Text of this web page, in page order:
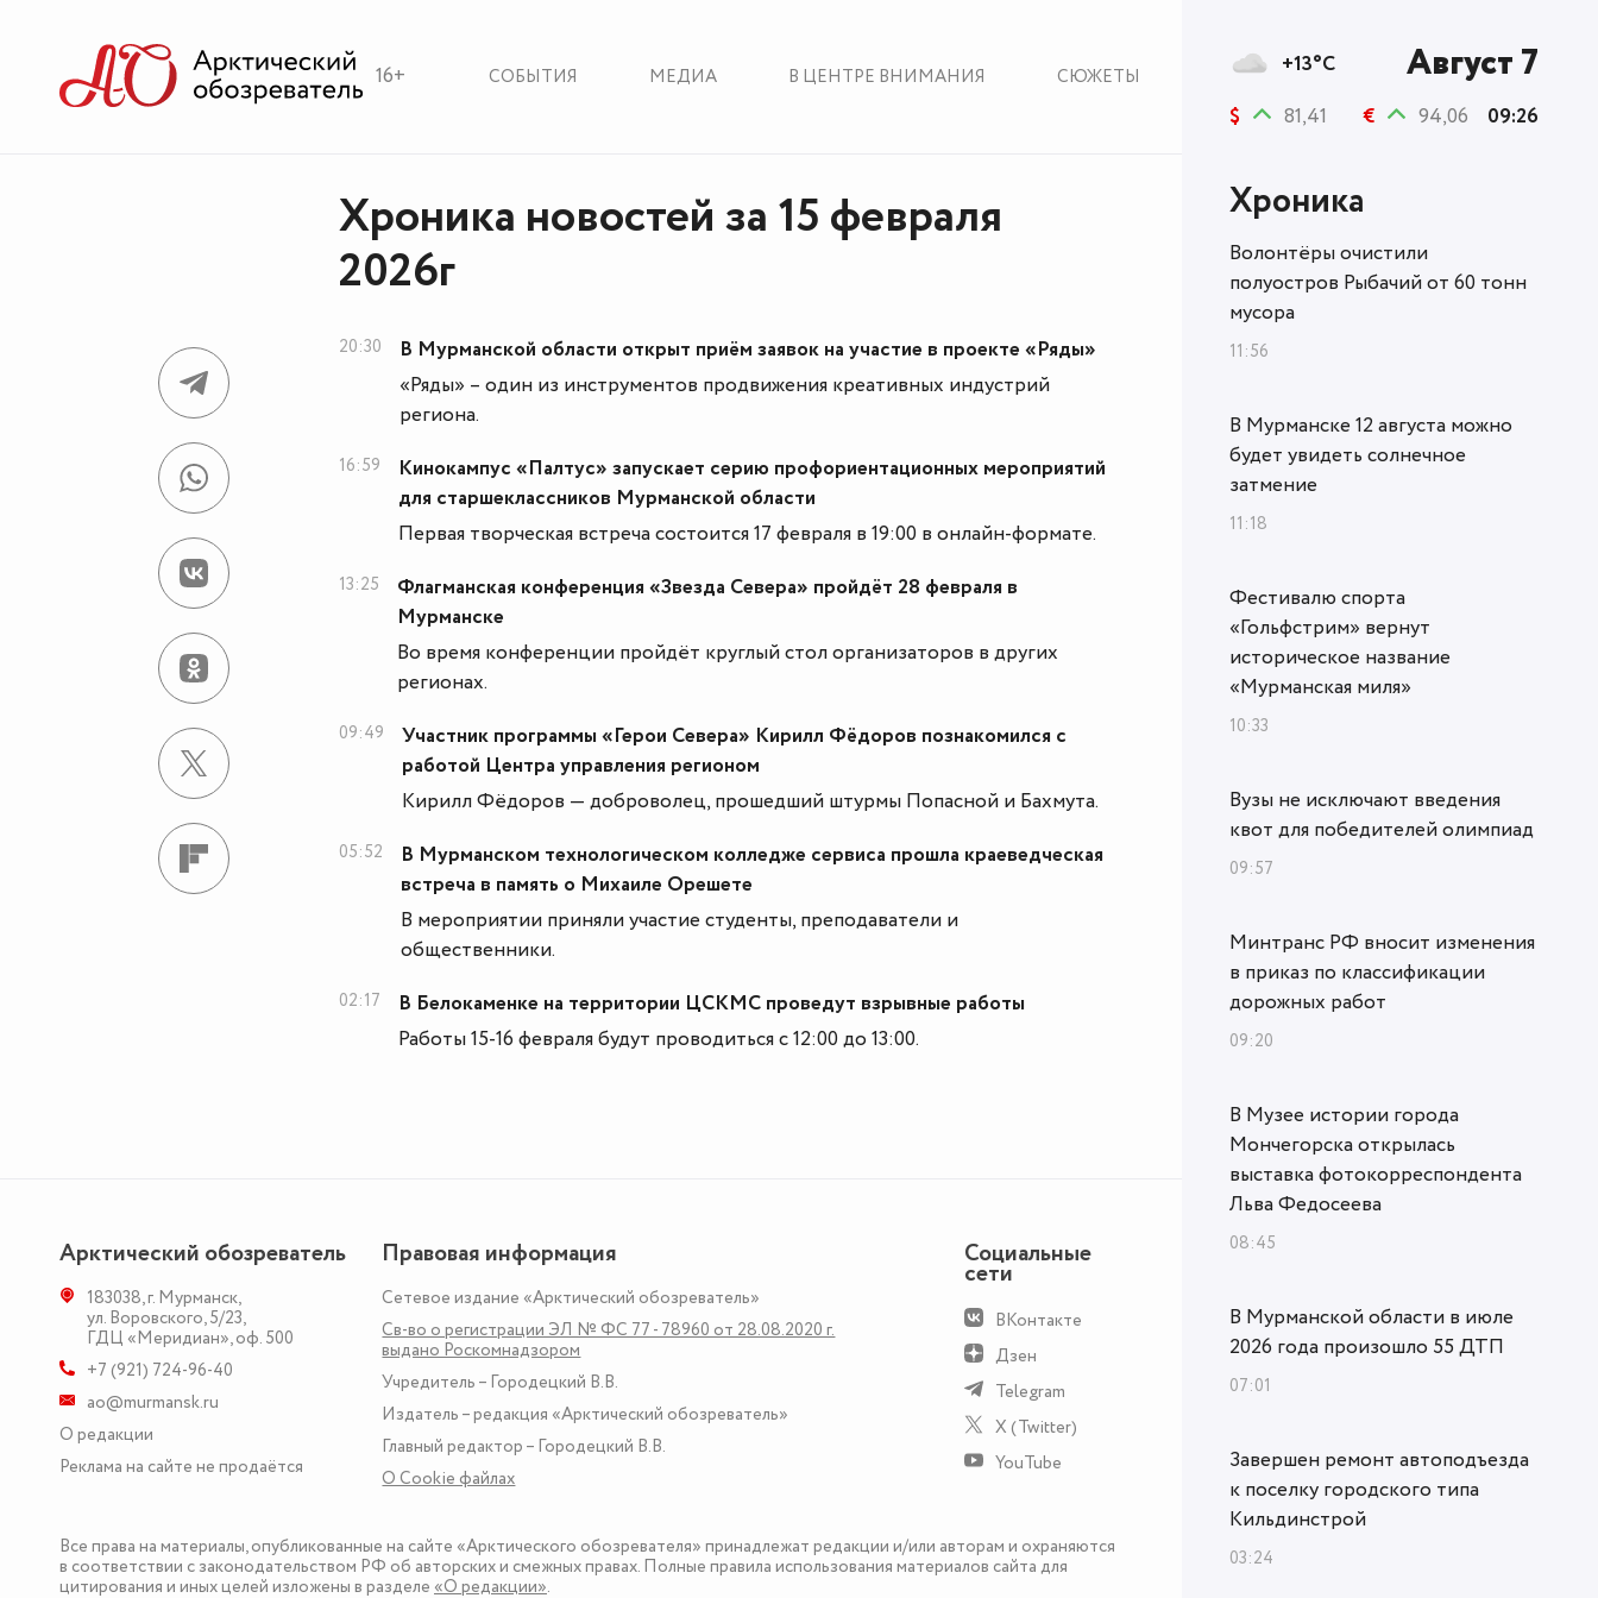
16+ СОБЫТИЯ МЕДИА В ЦЕНТРЕ ВНИМАНИЯ СЮЖЕТЫ
Хроника новостей за 15 февраля
2026г
20:30
В Мурманской области открыт приём заявок на участие в проекте «Ряды»
«Ряды» – один из инструментов продвижения креативных индустрий
региона.
16:59
Кинокампус «Палтус» запускает серию профориентационных мероприятий
для старшеклассников Мурманской области
Первая творческая встреча состоится 17 февраля в 19:00 в онлайн-формате.
13:25
Флагманская конференция «Звезда Севера» пройдёт 28 февраля в
Мурманске
Во время конференции пройдёт круглый стол организаторов в других
регионах.
09:49
Участник программы «Герои Севера» Кирилл Фёдоров познакомился с
работой Центра управления регионом
Кирилл Фёдоров — доброволец, прошедший штурмы Попасной и Бахмута.
05:52
В Мурманском технологическом колледже сервиса прошла краеведческая
встреча в память о Михаиле Орешете
В мероприятии приняли участие студенты, преподаватели и
общественники.
02:17
В Белокаменке на территории ЦСКМС проведут взрывные работы
Работы 15-16 февраля будут проводиться с 12:00 до 13:00.
Арктический обозреватель
183038,г. Мурманск,
ул. Воровского, 5/23,
ГДЦ «Меридиан», оф. 500
+7 (921) 724-96-40
ao@murmansk.ru
О редакции
Реклама на сайте не продаётся
Правовая информация
Сетевое издание «Арктический обозреватель»
Св-во о регистрации ЭЛ № ФС 77 - 78960 от 28.08.2020 г.
выдано Роскомнадзором
Учредитель – Городецкий В.В.
Издатель – редакция «Арктический обозреватель»
Главный редактор – Городецкий В.В.
О Сookie файлах
Социальные
сети
ВКонтакте
Дзен
Telegram
X (Twitter)
YouTube
Все права на материалы, опубликованные на сайте «Арктического обозревателя» принадлежат редакции и/или авторам и охраняются
в соответствии с законодательством РФ об авторских и смежных правах. Полные правила использования материалов сайта для
цитирования и иных целей изложены в разделе«О редакции».
+13°C Август 7
$ 81,41 € 94,06 09:26
Хроника
Волонтёры очистили
полуостров Рыбачий от 60 тонн
мусора
11:56
В Мурманске 12 августа можно
будет увидеть солнечное
затмение
11:18
Фестивалю спорта
«Гольфстрим» вернут
историческое название
«Мурманская миля»
10:33
Вузы не исключают введения
квот для победителей олимпиад
09:57
Минтранс РФ вносит изменения
в приказ по классификации
дорожных работ
09:20
В Музее истории города
Мончегорска открылась
выставка фотокорреспондента
Льва Федосеева
08:45
В Мурманской области в июле
2026 года произошло 55 ДТП
07:01
Завершен ремонт автоподъезда
к поселку городского типа
Кильдинстрой
03:24